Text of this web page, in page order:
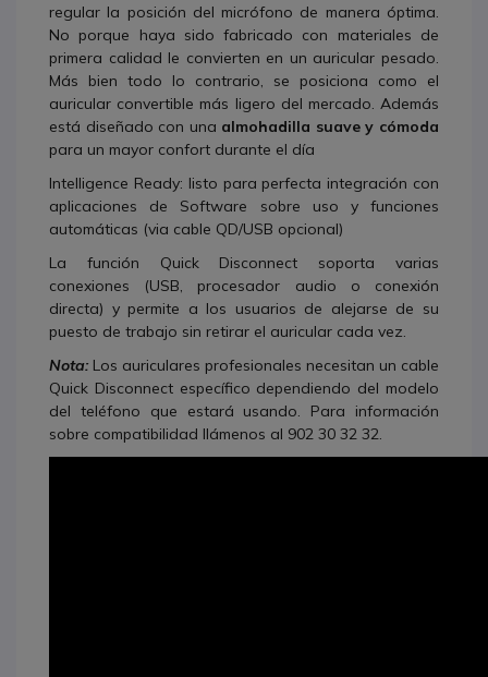
regular la posición del micrófono de manera óptima.
No porque haya sido fabricado con materiales de
primera calidad le convierten en un auricular pesado.
Más bien todo lo contrario, se posiciona como el
auricular convertible más ligero del mercado. Además
está diseñado con una almohadilla suave y cómoda
para un mayor confort durante el día
Intelligence Ready: listo para perfecta integración con
aplicaciones de Software sobre uso y funciones
automáticas (via cable QD/USB opcional)
La función Quick Disconnect soporta varias
conexiones (USB, procesador audio o conexión
directa) y permite a los usuarios de alejarse de su
puesto de trabajo sin retirar el auricular cada vez.
Nota: Los auriculares profesionales necesitan un cable
Quick Disconnect específico dependiendo del modelo
del teléfono que estará usando. Para información
sobre compatibilidad llámenos al 902 30 32 32.